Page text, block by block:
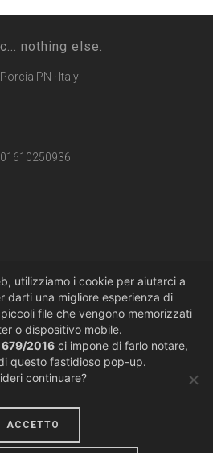
nothing else.
PN · Italy
01610250936
di Vendita
utilizziamo i cookie per aiutarci a
darti una migliore esperienza di
file che vengono memorizzati
o dispositivo mobile.
679/2016 ci impone di farlo notare,
questo fastidioso pop-up.
continuare?
ACCETTO